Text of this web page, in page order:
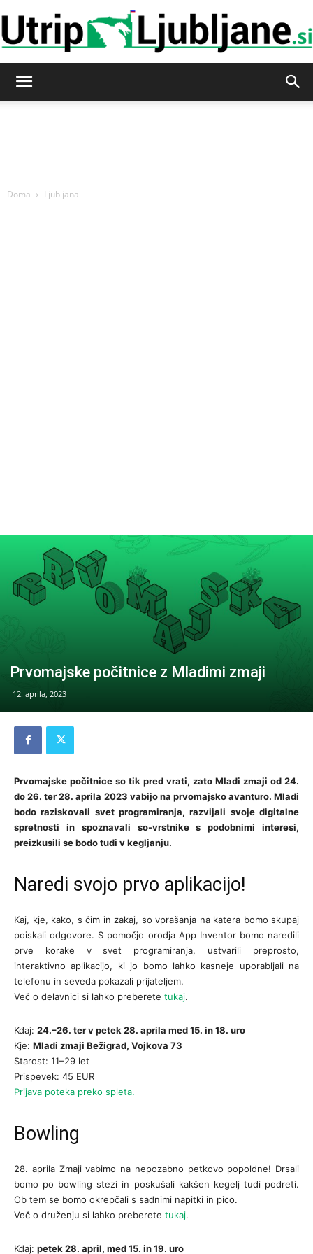
Doma Ljubljana
Prvomajske počitnice z Mladimi zmaji
12. aprila, 2023
Prvomajske počitnice so tik pred vrati, zato Mladi zmaji od 24.
do 26. ter 28. aprila 2023 vabijo na prvomajsko avanturo. Mladi
bodo raziskovali svet programiranja, razvijali svoje digitalne
spretnosti in spoznavali so-vrstnike s podobnimi interesi,
preizkusili se bodo tudi v kegljanju.
Naredi svojo prvo aplikacijo!
Kaj, kje, kako, s čim in zakaj, so vprašanja na katera bomo skupaj
poiskali odgovore. S pomočjo orodja App Inventor bomo naredili
prve korake v svet programiranja, ustvarili preprosto,
interaktivno aplikacijo, ki jo bomo lahko kasneje uporabljali na
telefonu in seveda pokazali prijateljem.
Več o delavnici si lahko preberete tukaj.
Kdaj: 24.–26. ter v petek 28. aprila med 15. in 18. uro
Kje: Mladi zmaji Bežigrad, Vojkova 73
Starost: 11–29 let
Prispevek: 45 EUR
Prijava poteka preko spleta.
Bowling
28. aprila Zmaji vabimo na nepozabno petkovo popoldne! Drsali
bomo po bowling stezi in poskušali kakšen kegelj tudi podreti.
Ob tem se bomo okrepčali s sadnimi napitki in pico.
Več o druženju si lahko preberete tukaj.
Kdaj: petek 28. april, med 15. in 19. uro